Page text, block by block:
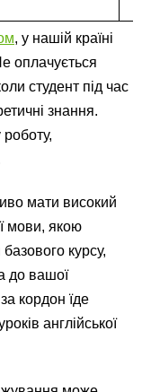
, у нашій країні
оплачується
студент під час
знання.
мати високий
мови, якою
курсу,
до вашої
кордон їде
англійської